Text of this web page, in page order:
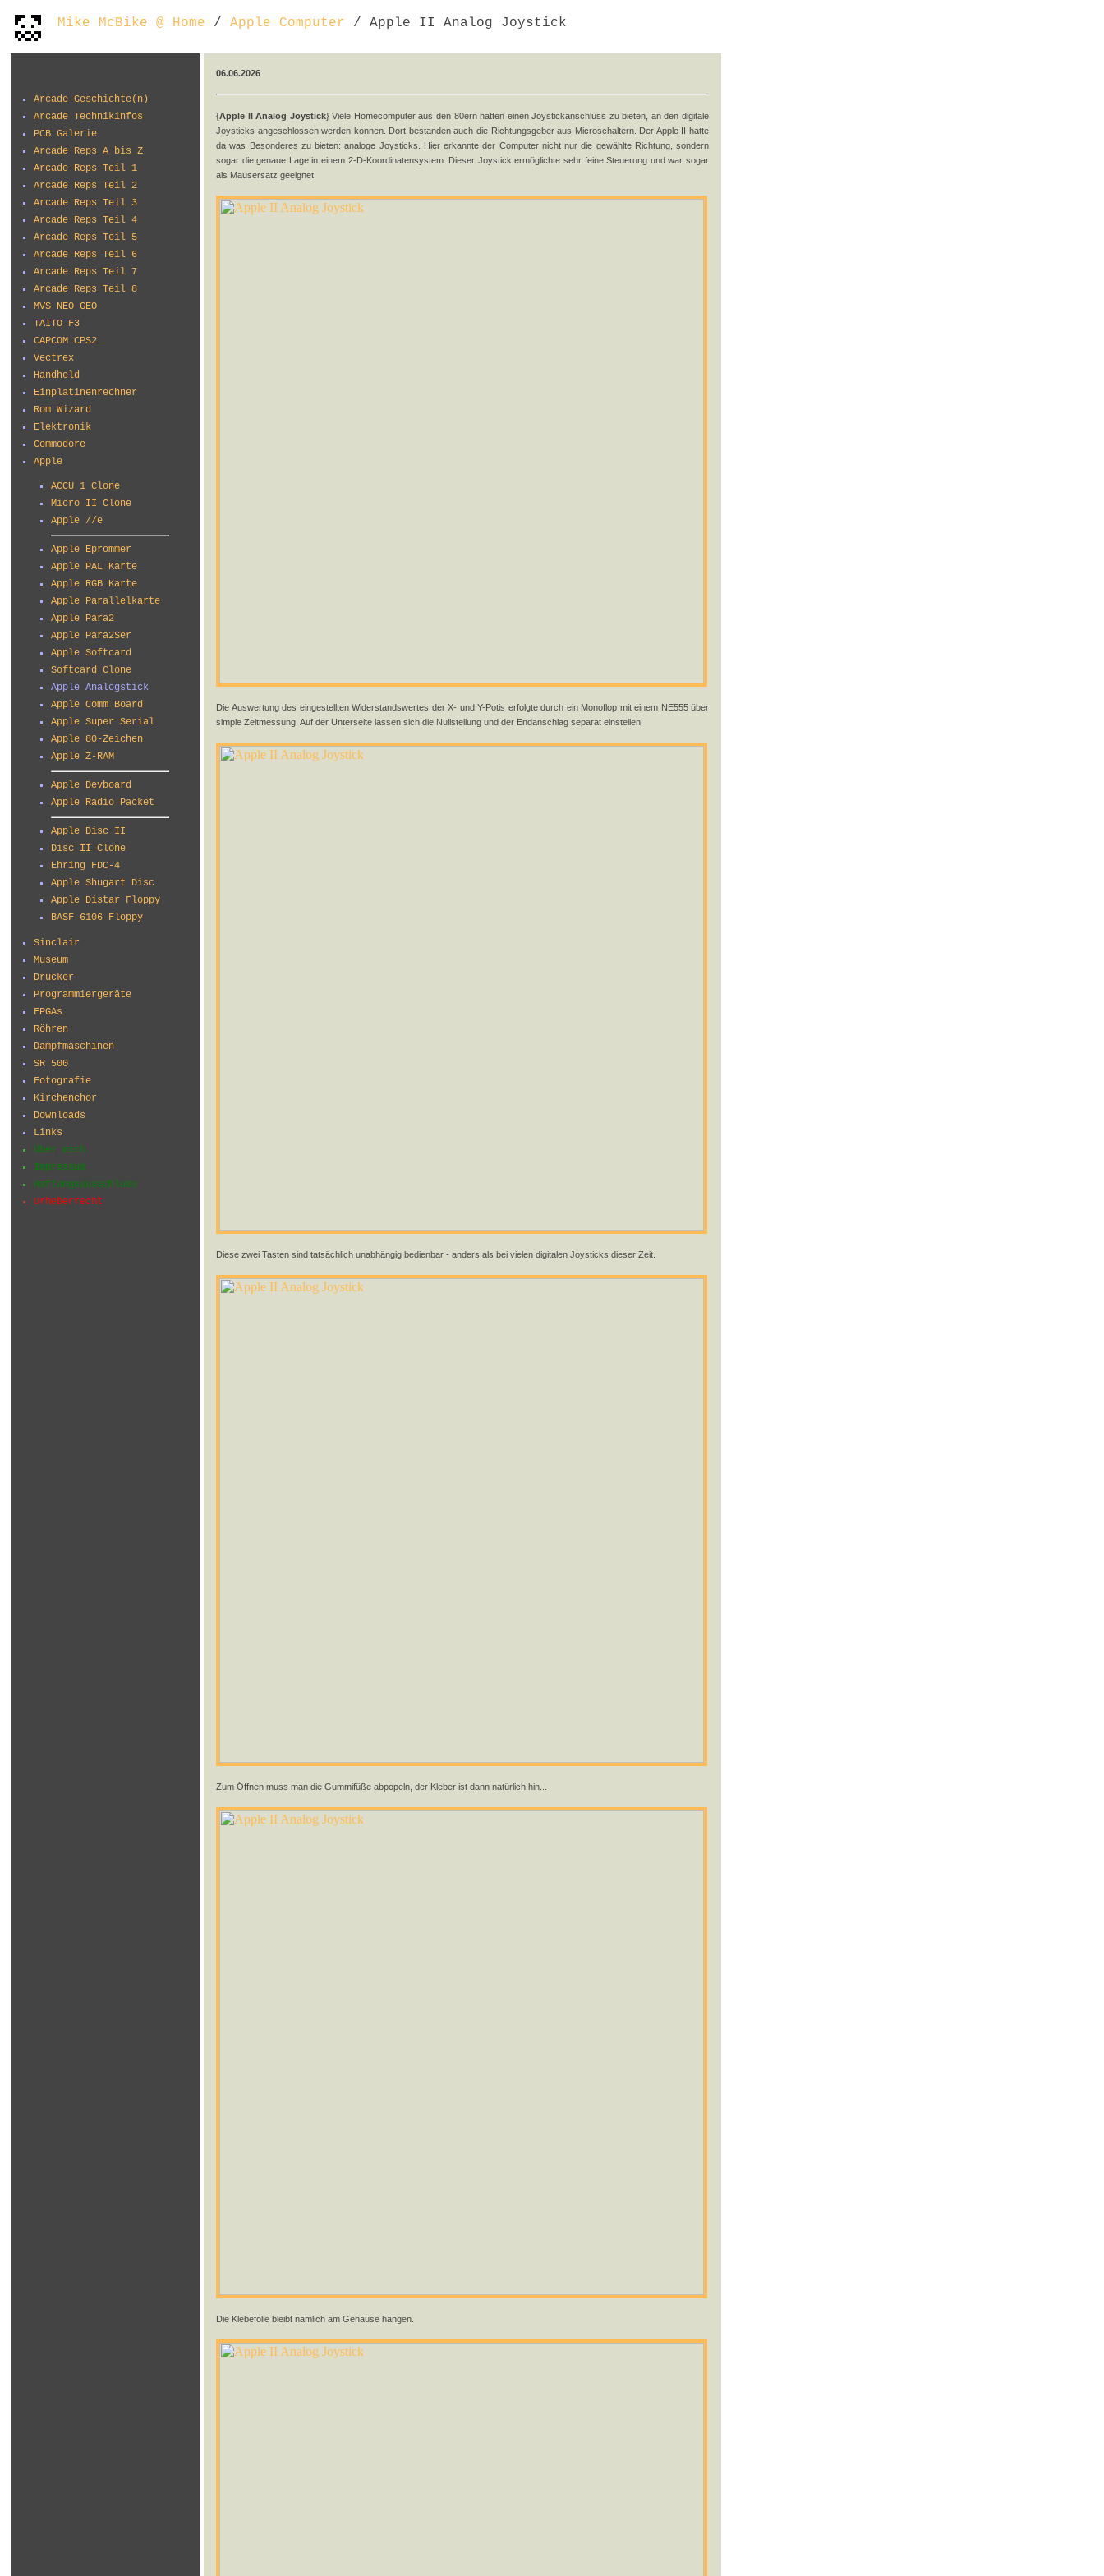
Mike McBike @ Home / Apple Computer / Apple II Analog Joystick
Arcade Geschichte(n)
Arcade Technikinfos
PCB Galerie
Arcade Reps A bis Z
Arcade Reps Teil 1
Arcade Reps Teil 2
Arcade Reps Teil 3
Arcade Reps Teil 4
Arcade Reps Teil 5
Arcade Reps Teil 6
Arcade Reps Teil 7
Arcade Reps Teil 8
MVS NEO GEO
TAITO F3
CAPCOM CPS2
Vectrex
Handheld
Einplatinenrechner
Rom Wizard
Elektronik
Commodore
Apple
ACCU 1 Clone
Micro II Clone
Apple //e
Apple Eprommer
Apple PAL Karte
Apple RGB Karte
Apple Parallelkarte
Apple Para2
Apple Para2Ser
Apple Softcard
Softcard Clone
Apple Analogstick
Apple Comm Board
Apple Super Serial
Apple 80-Zeichen
Apple Z-RAM
Apple Devboard
Apple Radio Packet
Apple Disc II
Disc II Clone
Ehring FDC-4
Apple Shugart Disc
Apple Distar Floppy
BASF 6106 Floppy
Sinclair
Museum
Drucker
Programmiergeräte
FPGAs
Röhren
Dampfmaschinen
SR 500
Fotografie
Kirchenchor
Downloads
Links
Über mich
Impressum
Haftungsausschluss
Urheberrecht
06.06.2026
{Apple II Analog Joystick} Viele Homecomputer aus den 80ern hatten einen Joystickanschluss zu bieten, an den digitale
Joysticks angeschlossen werden konnen. Dort bestanden auch die Richtungsgeber aus Microschaltern. Der Apple II hatte
da was Besonderes zu bieten: analoge Joysticks. Hier erkannte der Computer nicht nur die gewählte Richtung, sondern
sogar die genaue Lage in einem 2-D-Koordinatensystem. Dieser Joystick ermöglichte sehr feine Steuerung und war sogar
als Mausersatz geeignet.
Die Auswertung des eingestellten Widerstandswertes der X- und Y-Potis erfolgte durch ein Monoflop mit einem NE555 über
simple Zeitmessung. Auf der Unterseite lassen sich die Nullstellung und der Endanschlag separat einstellen.
Diese zwei Tasten sind tatsächlich unabhängig bedienbar - anders als bei vielen digitalen Joysticks dieser Zeit.
Zum Öffnen muss man die Gummifüße abpopeln, der Kleber ist dann natürlich hin...
Die Klebefolie bleibt nämlich am Gehäuse hängen.